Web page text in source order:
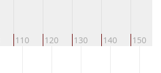
110 120 130 140 150